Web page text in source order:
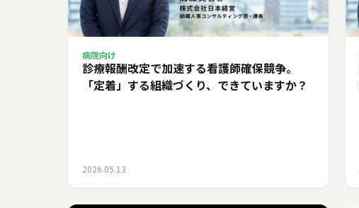
病院向け
診療報酬改定で加速する看護師確保競争。
「定着」する組織づくり、できていますか？
2026.05.13